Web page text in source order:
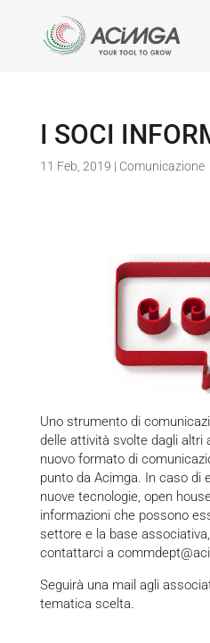
I SOCI
11 Feb, 2019 | Comunicazione
Uno strumento di
delle attività svolte dagli altri
nuovo formato di
punto da Acimga. In caso di
nuove tecnologie, open
informazioni che possono
settore e la base
contattarci a
Seguirà una mail agli
tematica scelta.